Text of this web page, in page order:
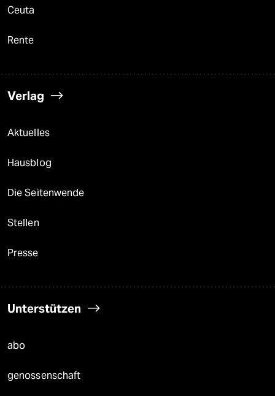
Ceuta
Rente
Verlag
Aktuelles
Hausblog
Die Seitenwende
Stellen
Presse
Unterstützen
abo
genossenschaft